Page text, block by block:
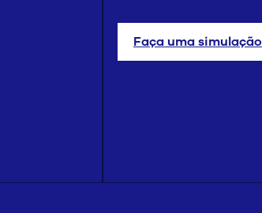
Faça uma simulação